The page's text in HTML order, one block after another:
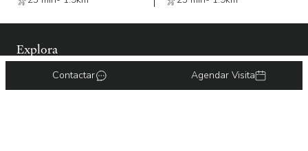
Contactar Agendar Visita
Explora
Sobre nosotros
Únete como inmobiliaria